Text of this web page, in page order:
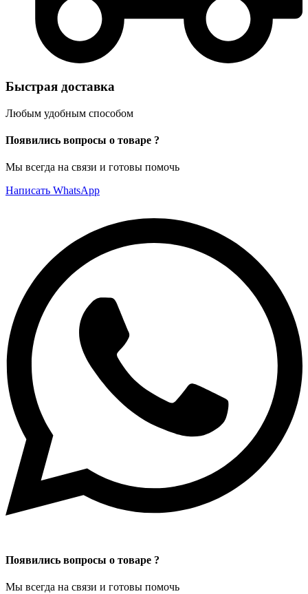
Быстрая доставка
Любым удобным способом
Появились вопросы о товаре ?
Мы всегда на связи и готовы помочь
Написать WhatsApp
Появились вопросы о товаре ?
Мы всегда на связи и готовы помочь